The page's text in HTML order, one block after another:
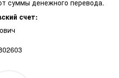
суммы денежного перевода.
счет: